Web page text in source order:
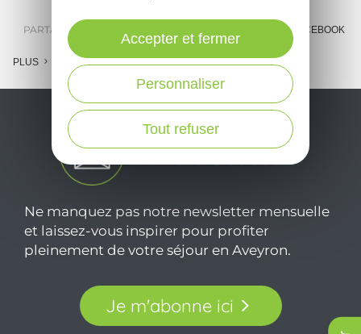
PARTAGER : FACEBOOK
PLUS
Ne manquez pas notre newsletter mensuelle
et laissez-vous inspirer pour profiter
pleinement de votre séjour en Aveyron.
Je m'abonne ici
Tout refuser
Personnaliser
Accepter et fermer